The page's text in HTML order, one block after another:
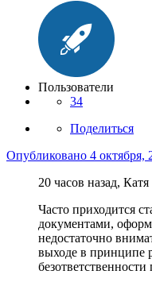
Пользователи
34
Поделиться
Опубликовано 4 октября,
20 часов назад,
Часто приходится
документами,
недостаточно
выходе в принципе
безответственности